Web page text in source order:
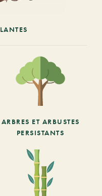
ARBRES ET ARBUSTES
PERSISTANTS